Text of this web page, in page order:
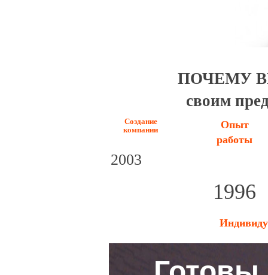
ПОЧЕМУ
своим
Создание
компании
2003
Опыт
работы
1996